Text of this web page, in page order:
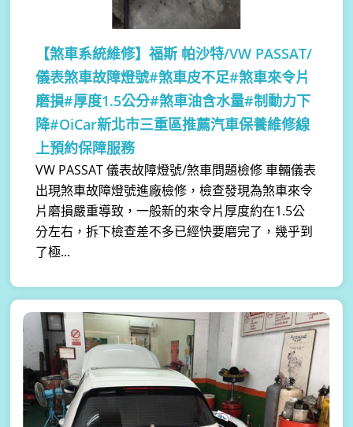
【煞車系統維修】福斯 帕沙特/VW PASSAT/
儀表煞車故障燈號#煞車皮不足#煞車來令片
磨損#厚度1.5公分#煞車油含水量#制動力下
降#OiCar新北市三重區推薦汽車保養維修線
上預約保障服務
VW PASSAT 儀表故障燈號/煞車問題檢修 車輛儀表
出現煞車故障燈號進廠檢修，檢查發現為煞車來令
片磨損嚴重導致，一般新的來令片厚度約在1.5公
分左右，拆下檢查差不多已經快要磨完了，幾乎到
了極...